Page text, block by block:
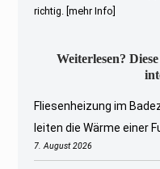
richtig. [mehr Info]
Weiterlesen?
Fliesenheizung im
leiten die Wärme einer
7. August 2026